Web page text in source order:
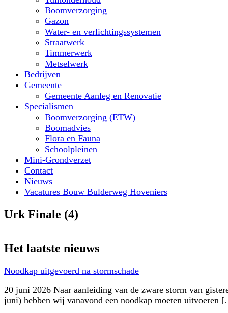
Boomverzorging
Gazon
Water- en verlichtingssystemen
Straatwerk
Timmerwerk
Metselwerk
Bedrijven
Gemeente
Gemeente Aanleg en Renovatie
Specialismen
Boomverzorging (ETW)
Boomadvies
Flora en Fauna
Schoolpleinen
Mini-Grondverzet
Contact
Nieuws
Vacatures Bouw Bulderweg Hoveniers
Urk Finale (4)
Het laatste nieuws
Noodkap uitgevoerd na stormschade
20 juni 2026 Naar aanleiding van de zware storm van
juni) hebben wij vanavond een noodkap moeten uitvoeren